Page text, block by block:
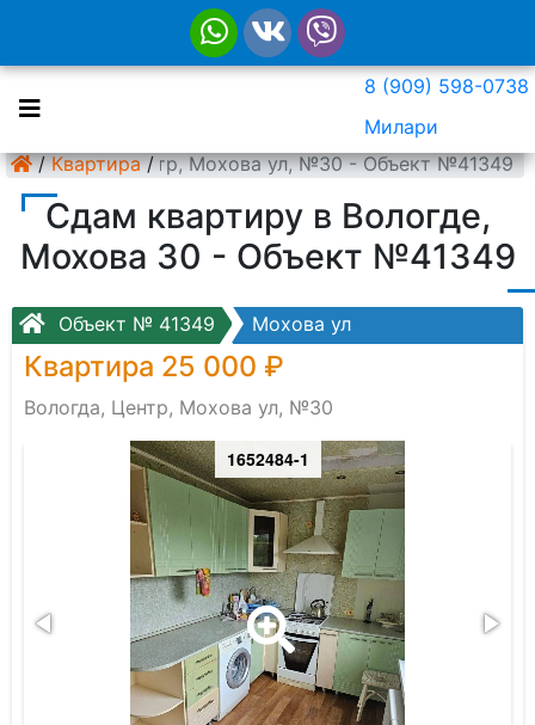
8 (909) 598-0738
Милари
/ Квартира /
Вологда, Центр, Мохова ул, №30 - Объект №41349
Сдам квартиру в Вологде,
Мохова 30 - Объект №41349
Объект № 41349 Мохова ул
Квартира 25 000 ₽
Вологда, Центр, Мохова ул, №30
1652484-1